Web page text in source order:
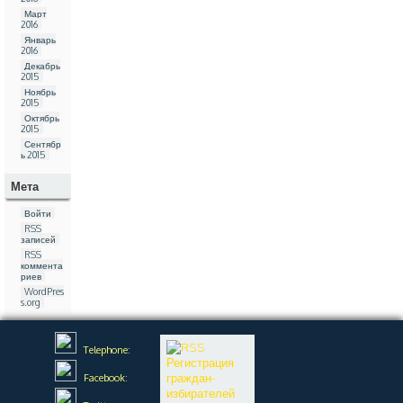
Март
2016
Январь
2016
Декабрь
2015
Ноябрь
2015
Октябрь
2015
Сентябр
ь 2015
Мета
Войти
RSS
записей
RSS
коммента
риев
WordPres
s.org
Telephone:
Facebook:
Регистрация
граждан-
избирателей